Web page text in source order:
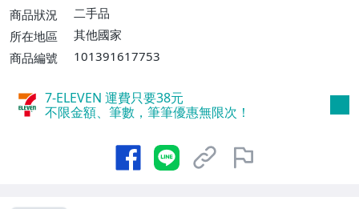
取貨付款【單件運費$60、消費滿$700免運
費】、郵局掛號【單件運費$50、消費滿$7
商品狀況
二手品
所在地區
其他國家
商品編號
101391617753
7-ELEVEN 運費只要38元
不限金額、筆數，筆筆優惠無限次！